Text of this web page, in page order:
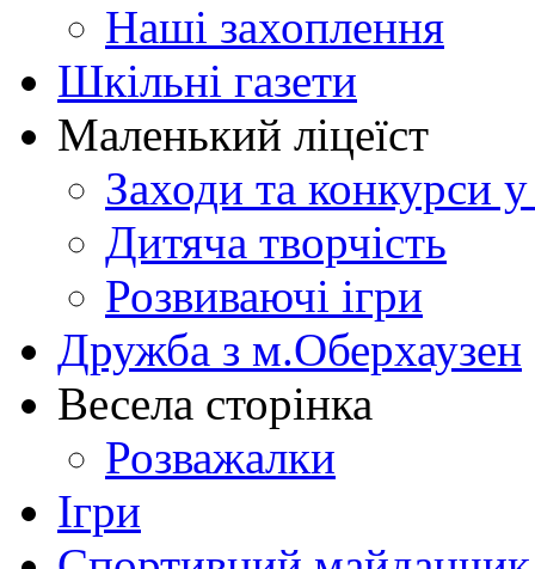
Наші захоплення
Шкільні газети
Маленький ліцеїст
Заходи та конкурси у
Дитяча творчість
Розвиваючі ігри
Дружба з м.Оберхаузен
Весела сторінка
Розважалки
Ігри